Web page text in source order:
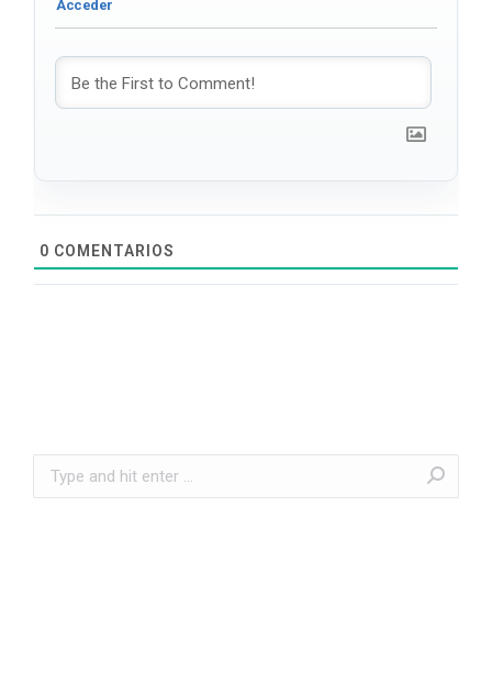
0 COMENTARIOS
Search: